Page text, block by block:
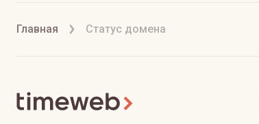
Главная Статус домена